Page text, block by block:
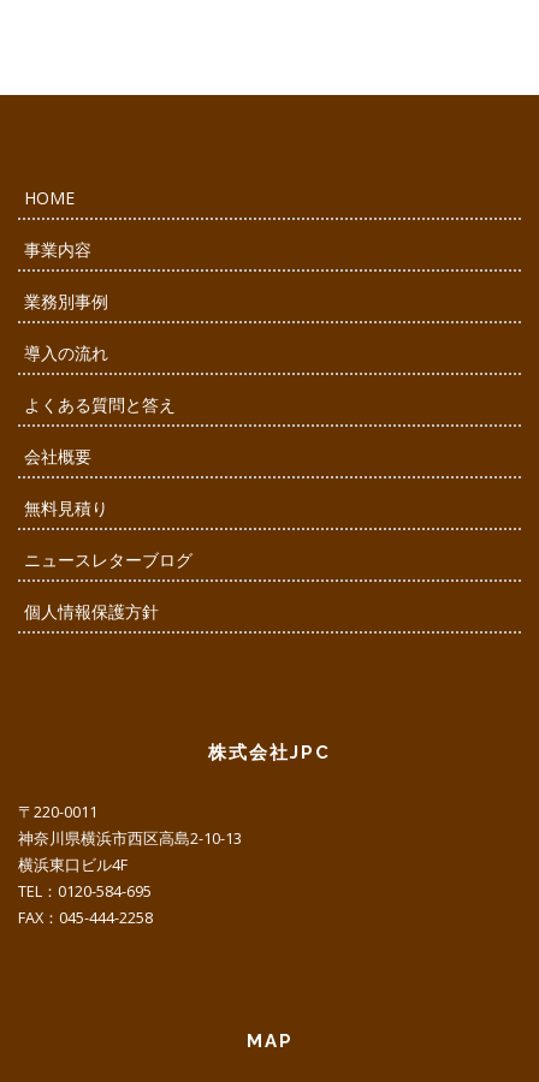
HOME
事業内容
業務別事例
導入の流れ
よくある質問と答え
会社概要
無料見積り
ニュースレターブログ
個人情報保護方針
株式会社JPC
〒220-0011
神奈川県横浜市西区高島2-10-13
横浜東口ビル4F
TEL：0120-584-695
FAX：045-444-2258
MAP